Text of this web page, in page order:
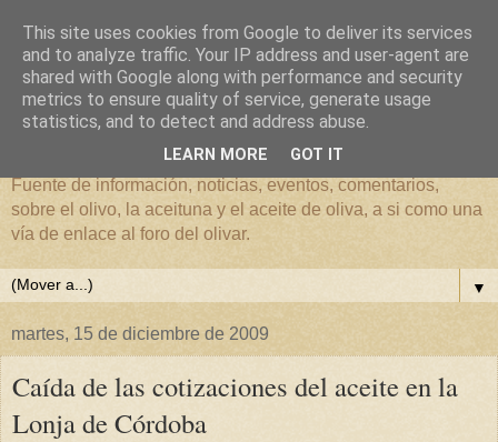
El mundo del Olivar
Fuente de información, noticias, eventos, comentarios,
sobre el olivo, la aceituna y el aceite de oliva, a si como una
vía de enlace al foro del olivar.
▼
martes, 15 de diciembre de 2009
Caída de las cotizaciones del aceite en la
Lonja de Córdoba
This site uses cookies from Google to deliver its services
and to analyze traffic. Your IP address and user-agent are
shared with Google along with performance and security
metrics to ensure quality of service, generate usage
statistics, and to detect and address abuse.
LEARN MORE GOT IT